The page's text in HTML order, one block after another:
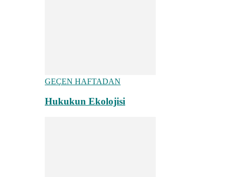
GEÇEN HAFTADAN
Hukukun Ekolojisi